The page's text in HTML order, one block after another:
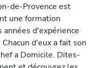
de-Provence est
une formation
d'expérience
d'eux a fait son
a Domicile. Dites-